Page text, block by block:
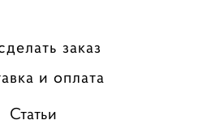
заказ
и оплата
Статьи